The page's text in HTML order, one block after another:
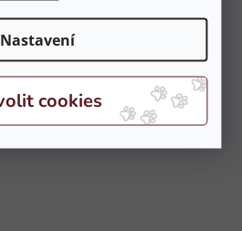
Nastavení
1 144 Kč